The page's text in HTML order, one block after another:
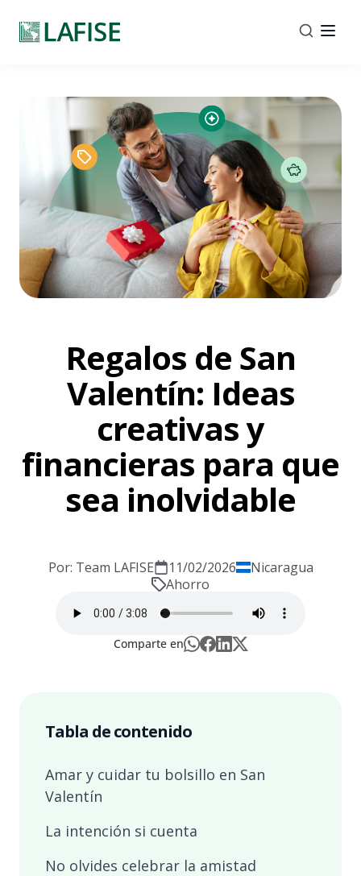
Regalos de San
Valentín: Ideas
creativas y
financieras para que
sea inolvidable
Por: Team LAFISE 11/02/2026
Nicaragua
Ahorro
Comparte en
Tabla de contenido
Amar y cuidar tu bolsillo en San
Valentín
La intención si cuenta
No olvides celebrar la amistad